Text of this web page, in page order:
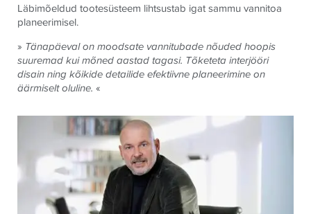
Läbimõeldud tootesüsteem lihtsustab igat sammu vannitoa
planeerimisel.
» Tänapäeval on moodsate vannitubade nõuded hoopis
suuremad kui mõned aastad tagasi. Tõketeta interjööri
disain ning kõikide detailide efektiivne planeerimine on
äärmiselt oluline. «